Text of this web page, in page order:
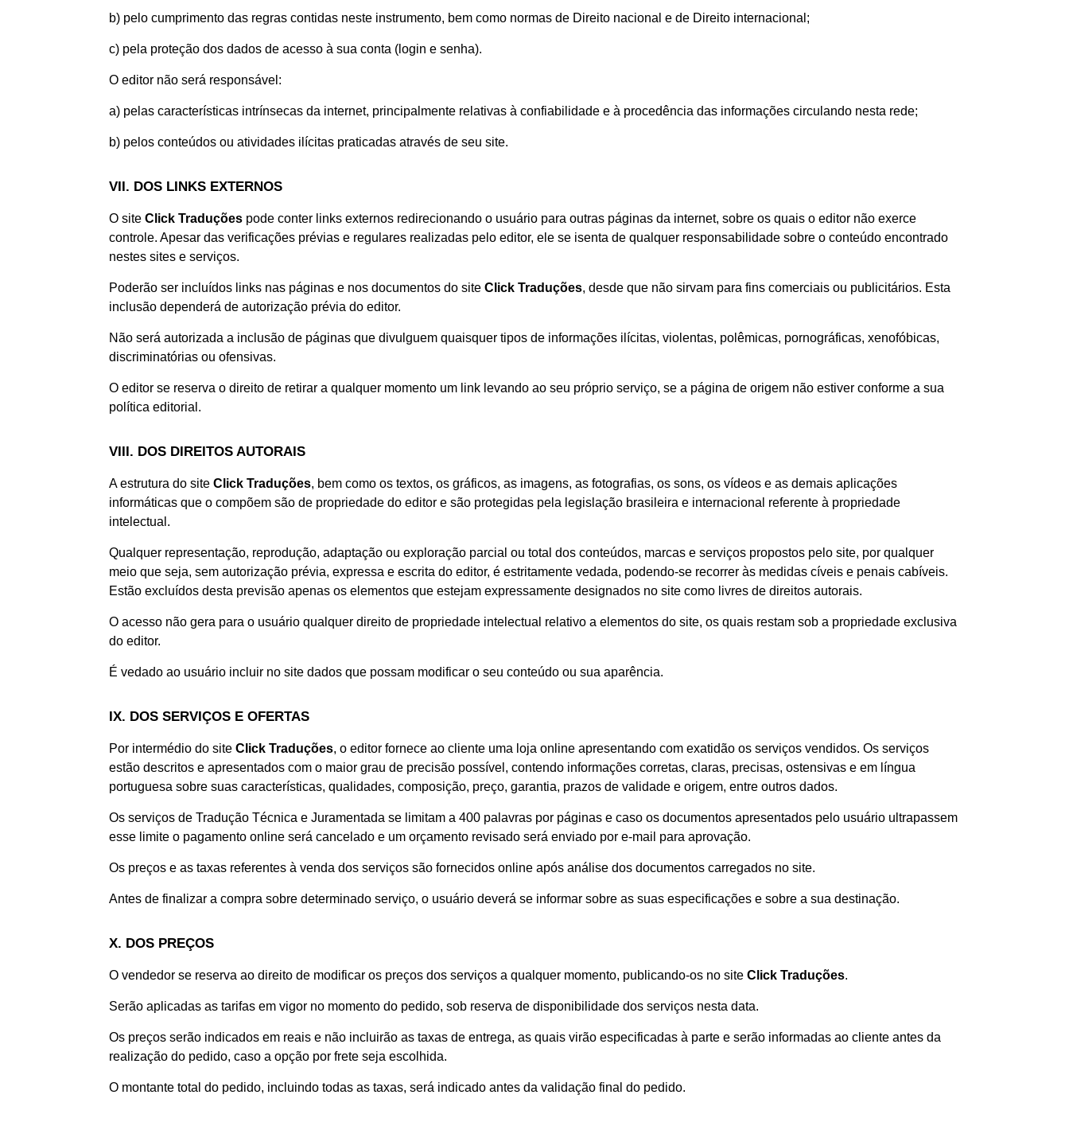
b) pelo cumprimento das regras contidas neste instrumento, bem como normas de Direito nacional e de Direito internacional;
c) pela proteção dos dados de acesso à sua conta (login e senha).
O editor não será responsável:
a) pelas características intrínsecas da internet, principalmente relativas à confiabilidade e à procedência das informações circulando nesta rede;
b) pelos conteúdos ou atividades ilícitas praticadas através de seu site.
VII. DOS LINKS EXTERNOS
O site Click Traduções pode conter links externos redirecionando o usuário para outras páginas da internet, sobre os quais o editor não exerce
controle. Apesar das verificações prévias e regulares realizadas pelo editor, ele se isenta de qualquer responsabilidade sobre o conteúdo encontrado
nestes sites e serviços.
Poderão ser incluídos links nas páginas e nos documentos do site Click Traduções, desde que não sirvam para fins comerciais ou publicitários. Esta
inclusão dependerá de autorização prévia do editor.
Não será autorizada a inclusão de páginas que divulguem quaisquer tipos de informações ilícitas, violentas, polêmicas, pornográficas, xenofóbicas,
discriminatórias ou ofensivas.
O editor se reserva o direito de retirar a qualquer momento um link levando ao seu próprio serviço, se a página de origem não estiver conforme a sua
política editorial.
VIII. DOS DIREITOS AUTORAIS
A estrutura do site Click Traduções, bem como os textos, os gráficos, as imagens, as fotografias, os sons, os vídeos e as demais aplicações
informáticas que o compõem são de propriedade do editor e são protegidas pela legislação brasileira e internacional referente à propriedade
intelectual.
Qualquer representação, reprodução, adaptação ou exploração parcial ou total dos conteúdos, marcas e serviços propostos pelo site, por qualquer
meio que seja, sem autorização prévia, expressa e escrita do editor, é estritamente vedada, podendo-se recorrer às medidas cíveis e penais cabíveis.
Estão excluídos desta previsão apenas os elementos que estejam expressamente designados no site como livres de direitos autorais.
O acesso não gera para o usuário qualquer direito de propriedade intelectual relativo a elementos do site, os quais restam sob a propriedade exclusiva
do editor.
É vedado ao usuário incluir no site dados que possam modificar o seu conteúdo ou sua aparência.
IX. DOS SERVIÇOS E OFERTAS
Por intermédio do site Click Traduções, o editor fornece ao cliente uma loja online apresentando com exatidão os serviços vendidos. Os serviços
estão descritos e apresentados com o maior grau de precisão possível, contendo informações corretas, claras, precisas, ostensivas e em língua
portuguesa sobre suas características, qualidades, composição, preço, garantia, prazos de validade e origem, entre outros dados.
Os serviços de Tradução Técnica e Juramentada se limitam a 400 palavras por páginas e caso os documentos apresentados pelo usuário ultrapassem
esse limite o pagamento online será cancelado e um orçamento revisado será enviado por e-mail para aprovação.
Os preços e as taxas referentes à venda dos serviços são fornecidos online após análise dos documentos carregados no site.
Antes de finalizar a compra sobre determinado serviço, o usuário deverá se informar sobre as suas especificações e sobre a sua destinação.
X. DOS PREÇOS
O vendedor se reserva ao direito de modificar os preços dos serviços a qualquer momento, publicando-os no site Click Traduções.
Serão aplicadas as tarifas em vigor no momento do pedido, sob reserva de disponibilidade dos serviços nesta data.
Os preços serão indicados em reais e não incluirão as taxas de entrega, as quais virão especificadas à parte e serão informadas ao cliente antes da
realização do pedido, caso a opção por frete seja escolhida.
O montante total do pedido, incluindo todas as taxas, será indicado antes da validação final do pedido.